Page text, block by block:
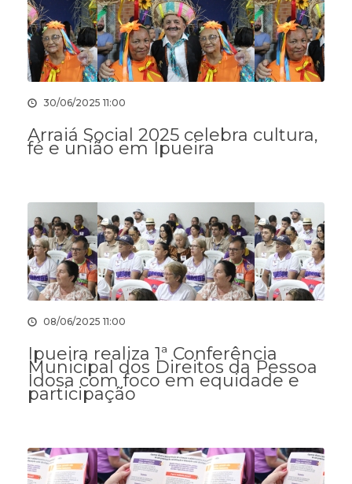
30/06/2025 11:00
Arraiá Social 2025 celebra cultura,
fé e união em Ipueira
08/06/2025 11:00
Ipueira realiza 1ª Conferência
Municipal dos Direitos da Pessoa
Idosa com foco em equidade e
participação